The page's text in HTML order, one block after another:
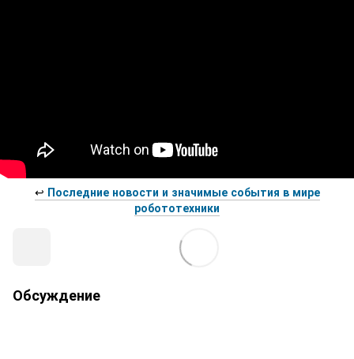
↩️ Последние новости и значимые события в мире
робототехники
Обсуждение